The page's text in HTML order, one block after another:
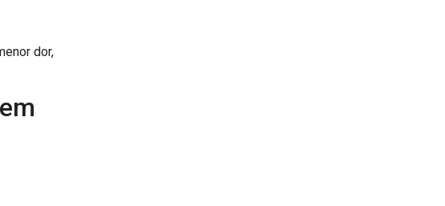
dor,